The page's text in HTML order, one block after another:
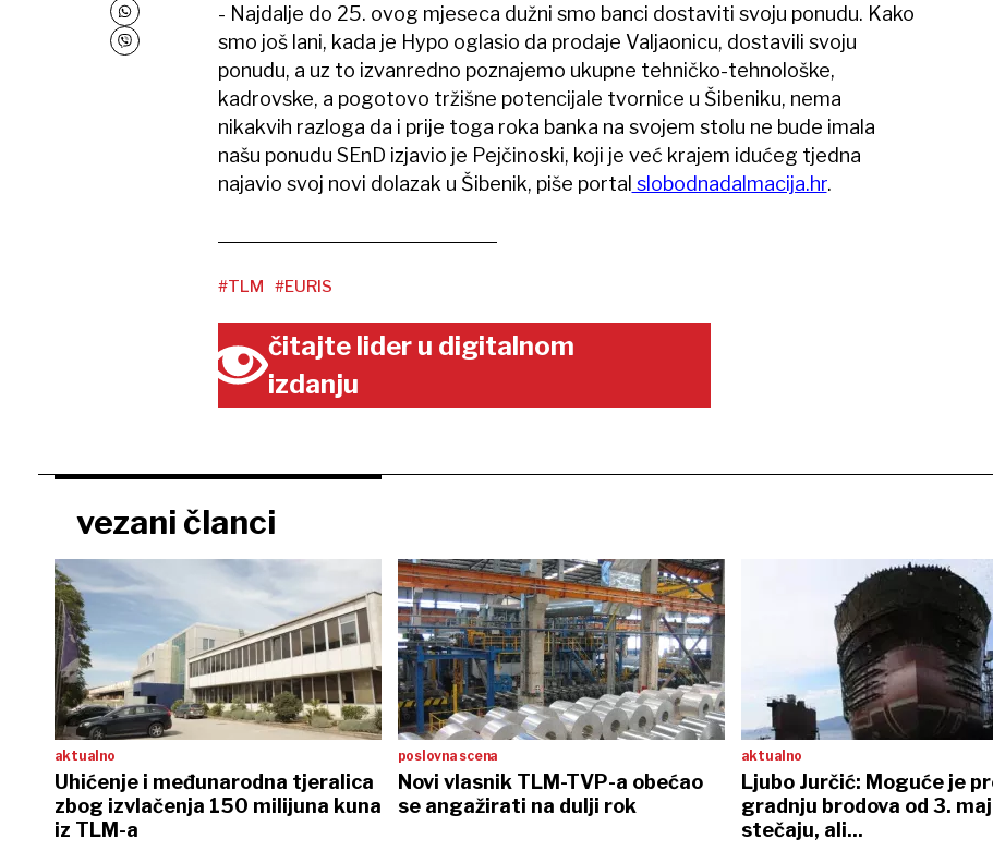
- Najdalje do 25. ovog mjeseca dužni smo banci dostaviti svoju ponudu. Kako
smo još lani, kada je Hypo oglasio da prodaje Valjaonicu, dostavili svoju
ponudu, a uz to izvanredno poznajemo ukupne tehničko-tehnološke,
kadrovske, a pogotovo tržišne potencijale tvornice u Šibeniku, nema
nikakvih razloga da i prije toga roka banka na svojem stolu ne bude imala
našu ponudu SEnD izjavio je Pejčinoski, koji je već krajem idućeg tjedna
najavio svoj novi dolazak u Šibenik, piše portal slobodnadalmacija.hr.
#TLM #EURIS
čitajte lider u digitalnom
izdanju
vezani članci
aktualno
Uhićenje i međunarodna tjeralica
zbog izvlačenja 150 milijuna kuna
iz TLM-a
poslovna scena
Novi vlasnik TLM-TVP-a obećao
se angažirati na dulji rok
aktualno
Ljubo Jurčić: Moguće je
gradnju brodova od 3.
stečaju, ali...